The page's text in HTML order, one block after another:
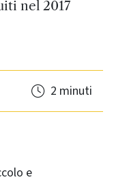
nel 2017
2 minuti
e